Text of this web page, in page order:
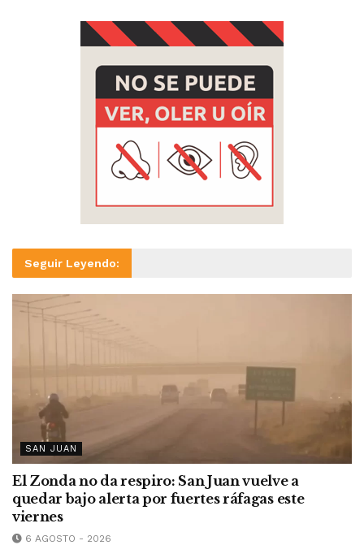
Seguir Leyendo:
SAN JUAN
El Zonda no da respiro: San Juan vuelve a
quedar bajo alerta por fuertes ráfagas este
viernes
6 AGOSTO - 2026